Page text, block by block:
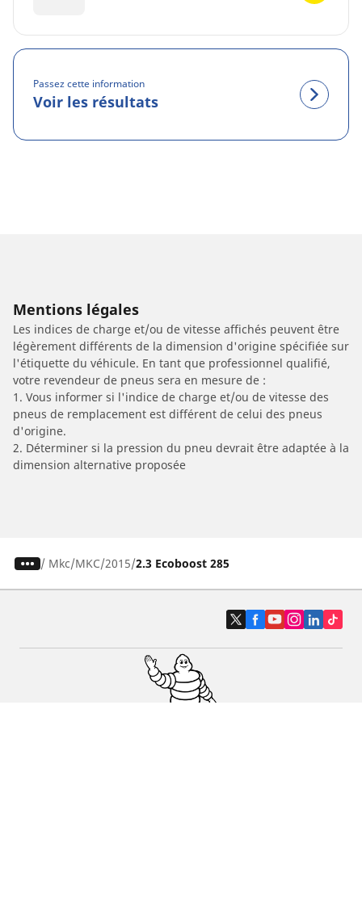
Passez cette information
Voir les résultats
Mentions légales
Les indices de charge et/ou de vitesse affichés peuvent être
légèrement différents de la dimension d'origine spécifiée sur
l'étiquette du véhicule. En tant que professionnel qualifié,
votre revendeur de pneus sera en mesure de :
1. Vous informer si l'indice de charge et/ou de vitesse des
pneus de remplacement est différent de celui des pneus
d'origine.
2. Déterminer si la pression du pneu devrait être adaptée à la
dimension alternative proposée
/ Mkc MKC 2015 2.3 Ecoboost 285